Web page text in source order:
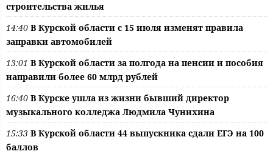
строительства жилья
14:40 В Курской области с 15 июля изменят правила
заправки автомобилей
13:01 В Курской области за полгода на пенсии и пособия
направили более 60 млрд рублей
16:40 В Курске ушла из жизни бывший директор
музыкального колледжа Людмила Чунихина
15:33 В Курской области 44 выпускника сдали ЕГЭ на 100
баллов